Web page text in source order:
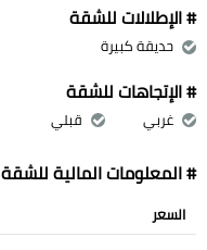
# الإطلالات للشقة
حديقة كبيرة
# الإتجاهات للشقة
غربي قبلي
# المعلومات المالية للشقة
السعر